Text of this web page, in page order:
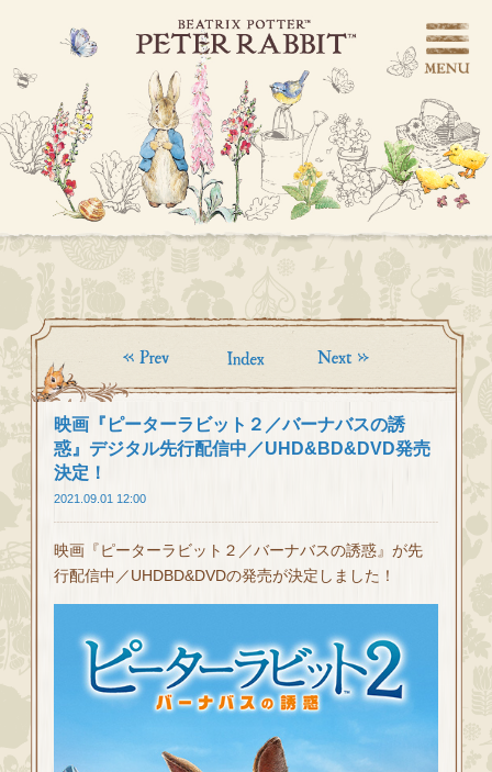
映画『ピーターラビット２／バーナバスの誘
惑』デジタル先行配信中／UHD&BD&DVD発売
決定！
2021.09.01 12:00
映画『ピーターラビット２／バーナバスの誘惑』が先
行配信中／UHDBD&DVDの発売が決定しました！